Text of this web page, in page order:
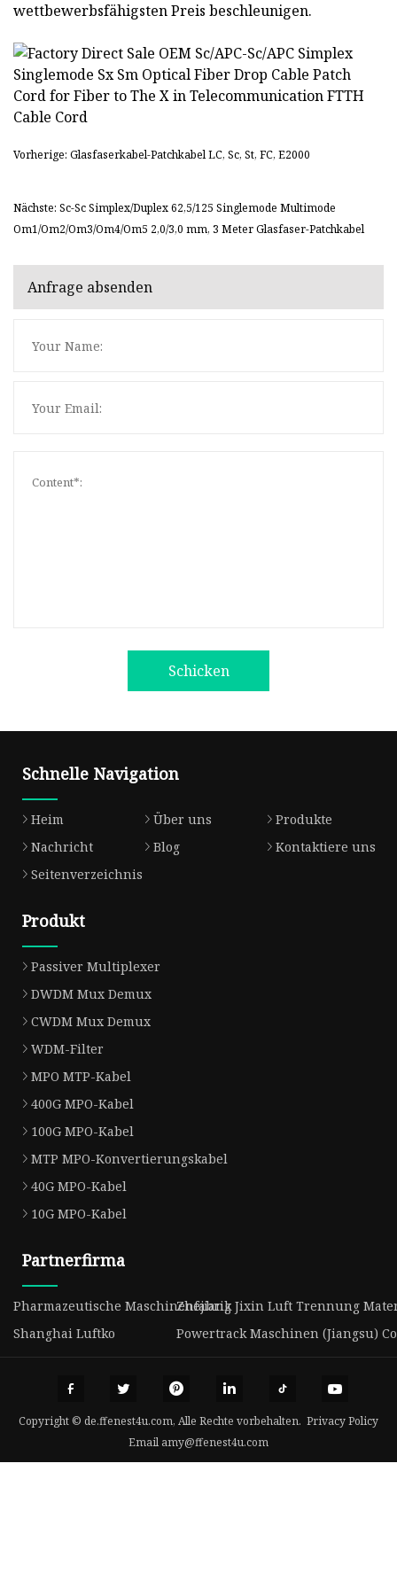
wettbewerbsfähigsten Preis beschleunigen.
Vorherige: Glasfaserkabel-Patchkabel LC, Sc, St, FC, E2000
Nächste: Sc-Sc Simplex/Duplex 62,5/125 Singlemode Multimode
Om1/Om2/Om3/Om4/Om5 2,0/3,0 mm, 3 Meter Glasfaser-Patchkabel
Anfrage absenden
Schicken
Schnelle Navigation
Heim Über uns
Produkte
Nachricht
Blog
Kontaktiere uns
Seitenverzeichnis
Produkt
Passiver Multiplexer
DWDM Mux Demux
CWDM Mux Demux
WDM-Filter
MPO MTP-Kabel
400G MPO-Kabel
100G MPO-Kabel
MTP MPO-Konvertierungskabel
40G MPO-Kabel
10G MPO-Kabel
Partnerfirma
Pharmazeutische MaschinenfabrikZhejiang Jixin Luft Trennung
Shanghai Luftko
Powertrack Maschinen (Jiangsu)
Copyright © de.ffenest4u.com, Alle Rechte vorbehalten. Privacy Policy
Email amy@ffenest4u.com